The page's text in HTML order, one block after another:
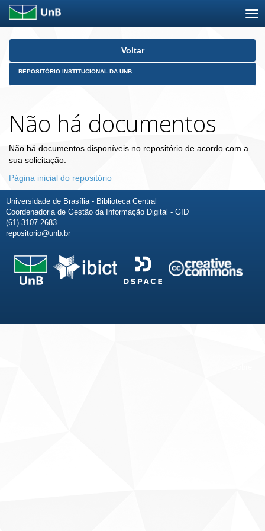
Skip
Voltar
REPOSITÓRIO INSTITUCIONAL DA UNB
Não há documentos
Não há documentos disponíveis no repositório de acordo com a
sua solicitação.
Página inicial do repositório
Universidade de Brasília - Biblioteca Central
Coordenadoria de Gestão da Informação Digital - GID
(61) 3107-2683
repositorio@unb.br